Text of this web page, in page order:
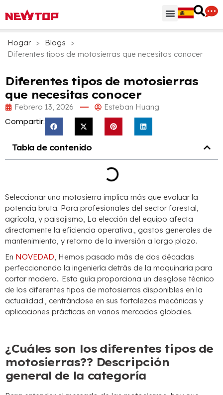
Hogar > Blogs
>
Diferentes tipos de motosierras que necesitas conocer
Diferentes tipos de motosierras
que necesitas conocer
Febrero 13, 2026 Esteban Huang
Compartir:
Tabla de contenido
Seleccionar una motosierra implica más que evaluar la
potencia bruta. Para profesionales del sector forestal,
agrícola, y paisajismo, La elección del equipo afecta
directamente la eficiencia operativa., gastos generales de
mantenimiento, y retorno de la inversión a largo plazo.
En NOVEDAD, Hemos pasado más de dos décadas
perfeccionando la ingeniería detrás de la maquinaria para
cortar madera.. Esta guía proporciona un desglose técnico
de los diferentes tipos de motosierras disponibles en la
actualidad., centrándose en sus fortalezas mecánicas y
aplicaciones prácticas en varios mercados globales.
¿Cuáles son los diferentes tipos de
motosierras?? Descripción
general de la categoría